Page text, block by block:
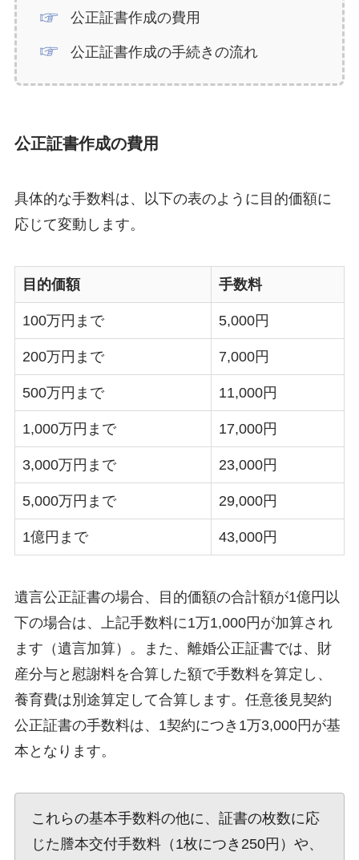
公正証書作成の費用
公正証書作成の手続きの流れ
公正証書作成の費用
具体的な手数料は、以下の表のように目的価額に
応じて変動します。
目的価額 手数料
100万円まで 5,000円
200万円まで 7,000円
500万円まで 11,000円
1,000万円まで 17,000円
3,000万円まで 23,000円
5,000万円まで 29,000円
1億円まで 43,000円
遺言公正証書の場合、目的価額の合計額が1億円以
下の場合は、上記手数料に1万1,000円が加算され
ます（遺言加算）。また、離婚公正証書では、財
産分与と慰謝料を合算した額で手数料を算定し、
養育費は別途算定して合算します。任意後見契約
公正証書の手数料は、1契約につき1万3,000円が基
本となります。
これらの基本手数料の他に、証書の枚数に応
じた謄本交付手数料（1枚につき250円）や、